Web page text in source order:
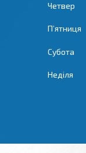
Четвер
Пʼятниця
Субота
Неділя